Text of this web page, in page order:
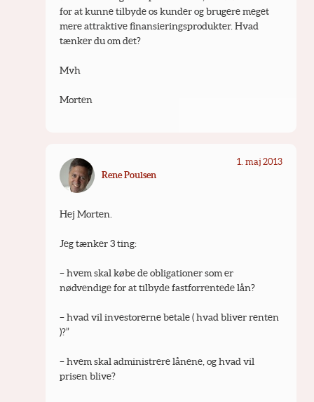
for at kunne tilbyde os kunder og brugere meget
mere attraktive finansieringsprodukter. Hvad
tænker du om det?
Mvh
Morten
Rene Poulsen
1. maj 2013
Hej Morten.
Jeg tænker 3 ting:
– hvem skal købe de obligationer som er
nødvendige for at tilbyde fastforrentede lån?
– hvad vil investorerne betale ( hvad bliver renten
)?”
– hvem skal administrere lånene, og hvad vil
prisen blive?